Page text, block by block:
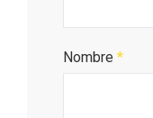
Nombre *